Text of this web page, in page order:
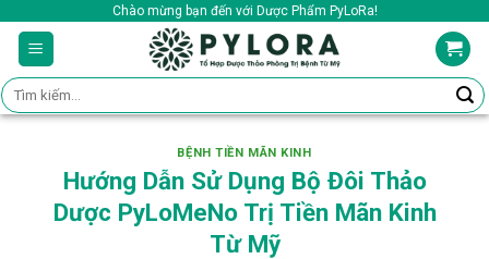
content
Chào mừng bạn đến với Dược Phẩm PyLoRa!
Tìm
kiếm:
BỆNH TIỀN MÃN KINH
Hướng Dẫn Sử Dụng Bộ Đôi Thảo
Dược PyLoMeNo Trị Tiền Mãn Kinh
Từ Mỹ